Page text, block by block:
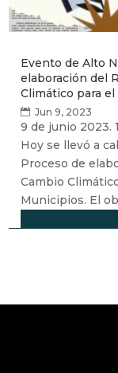
Evento de Alto
elaboración del
Climático para
Jun 9, 2023
9 de junio 2023.
Hoy se llevó a
Proceso de
Cambio
Municipios. El